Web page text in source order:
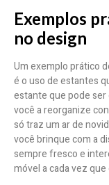
Exemplos
no design
Um exemplo prático
é o uso de estantes
estante que pode
você a reorganize
só traz um ar de
você brinque com a
sempre fresco e
móvel a cada vez